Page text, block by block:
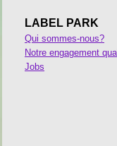
LABEL PARK
Qui sommes-nous?
Notre engagement
Jobs